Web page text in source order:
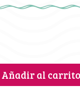
Añadir al carrito